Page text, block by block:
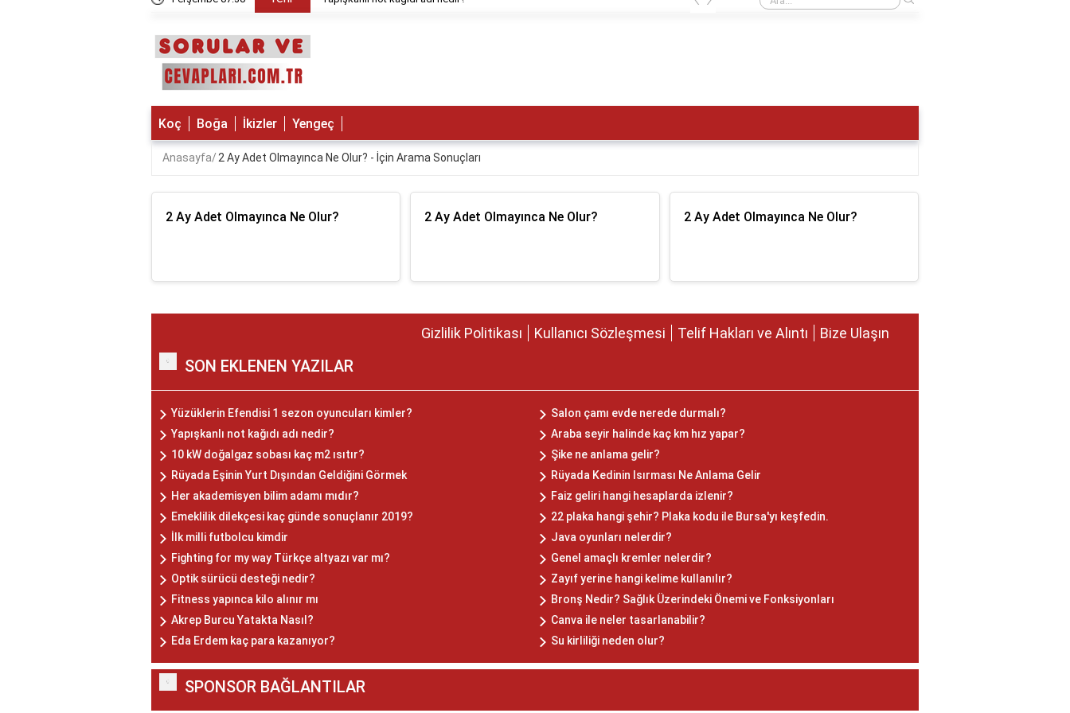
Koç Boğa İkizler Yengeç
Anasayfa 2 Ay Adet Olmayınca Ne Olur? - İçin Arama Sonuçları
2 Ay Adet Olmayınca Ne Olur? 2 Ay Adet Olmayınca Ne Olur? 2 Ay Adet Olmayınca Ne Olur?
Gizlilik Politikası Kullanıcı Sözleşmesi Telif Hakları ve Alıntı Bize Ulaşın
SON EKLENEN YAZILAR
Yüzüklerin Efendisi 1 sezon oyuncuları kimler?
Salon çamı evde nerede durmalı?
Yapışkanlı not kağıdı adı nedir?
Araba seyir halinde kaç km hız yapar?
10 kW doğalgaz sobası kaç m2 ısıtır?
Şike ne anlama gelir?
Rüyada Eşinin Yurt Dışından Geldiğini Görmek
Rüyada Kedinin Isırması Ne Anlama Gelir
Her akademisyen bilim adamı mıdır?
Faiz geliri hangi hesaplarda izlenir?
Emeklilik dilekçesi kaç günde sonuçlanır 2019?
22 plaka hangi şehir? Plaka kodu ile Bursa'yı keşfedin.
İlk milli futbolcu kimdir
Java oyunları nelerdir?
Fighting for my way Türkçe altyazı var mı?
Genel amaçlı kremler nelerdir?
Optik sürücü desteği nedir?
Zayıf yerine hangi kelime kullanılır?
Fitness yapınca kilo alınır mı
Bronş Nedir? Sağlık Üzerindeki Önemi ve Fonksiyonları
Akrep Burcu Yatakta Nasıl?
Canva ile neler tasarlanabilir?
Eda Erdem kaç para kazanıyor?
Su kirliliği neden olur?
SPONSOR BAĞLANTILAR